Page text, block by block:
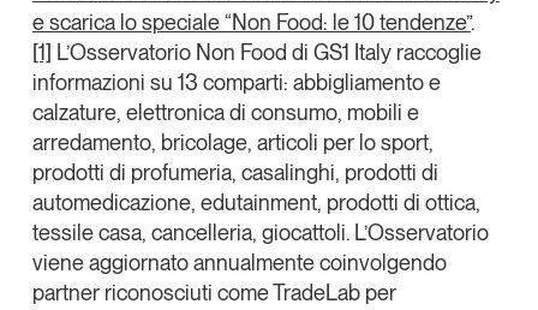
e scarica lospeciale “Non Food: le 10 tendenze”.
[1] L’Osservatorio Non Food di GS1 Italy raccoglie
informazioni su 13 comparti: abbigliamento e
calzature, elettronica di consumo, mobili e
arredamento, bricolage, articoli per lo sport,
prodotti di profumeria, casalinghi, prodotti di
automedicazione, edutainment, prodotti di ottica,
tessile casa, cancelleria, giocattoli. L’Osservatorio
viene aggiornato annualmente coinvolgendo
partner riconosciuti come TradeLab per